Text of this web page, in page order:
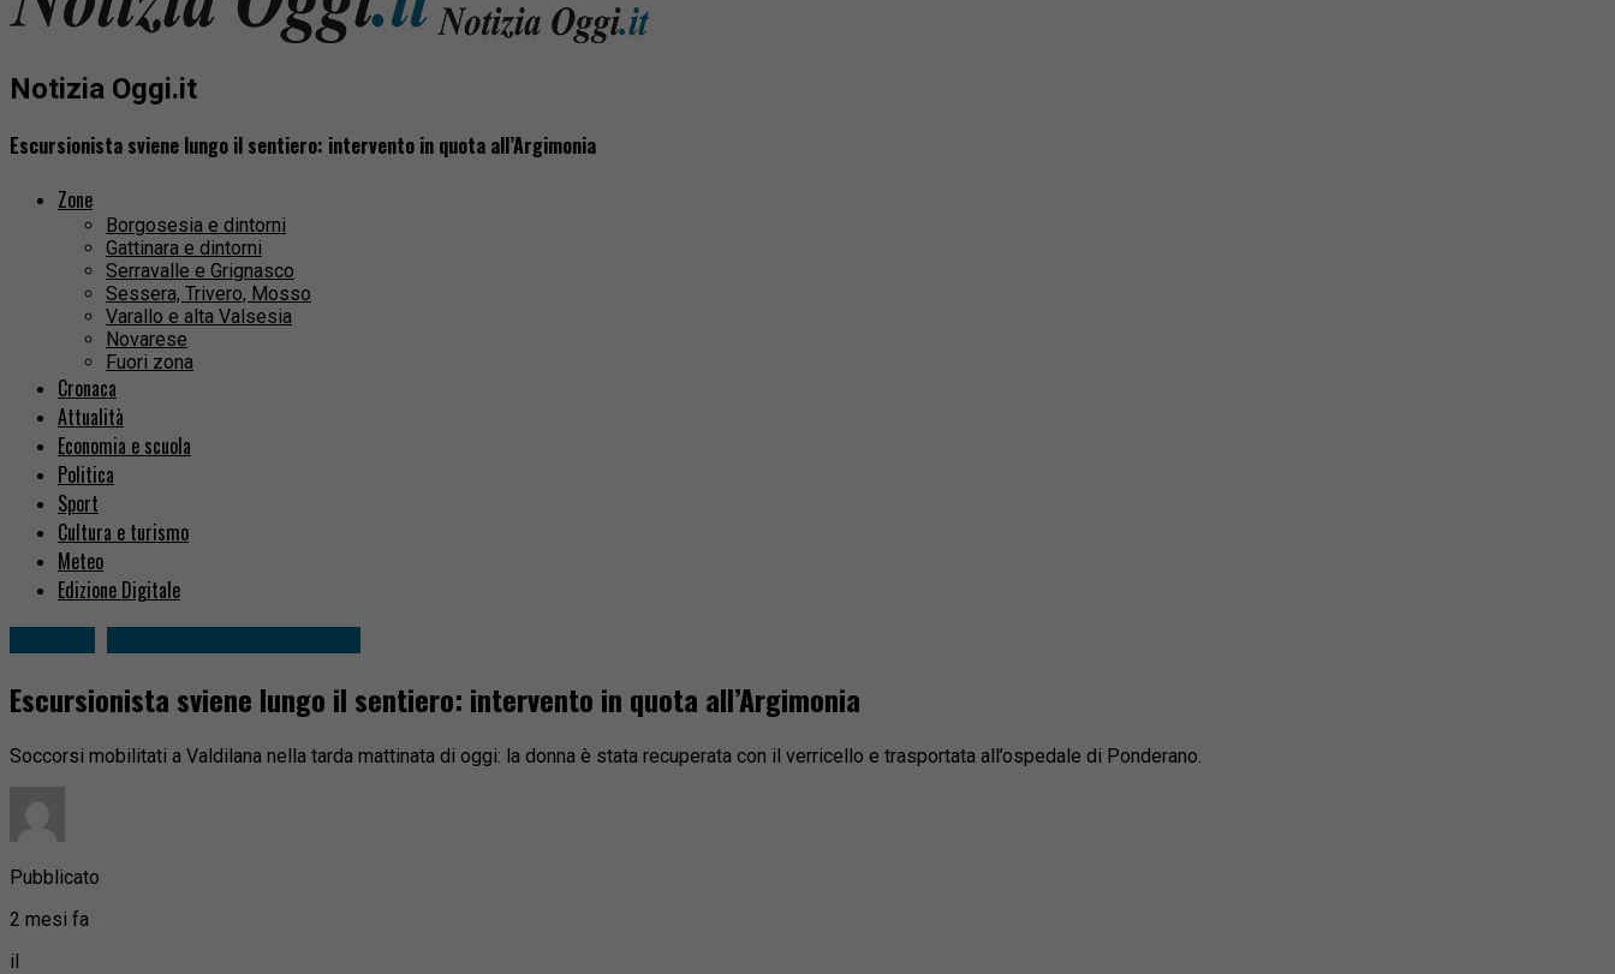
Notizia Oggi.it
Escursionista sviene lungo il sentiero: intervento in quota all’Argimonia
Zone
Borgosesia e dintorni
Gattinara e dintorni
Serravalle e Grignasco
Sessera, Trivero, Mosso
Varallo e alta Valsesia
Novarese
Fuori zona
Cronaca
Attualità
Economia e scuola
Politica
Sport
Cultura e turismo
Meteo
Edizione Digitale
Escursionista sviene lungo il sentiero: intervento in quota all’Argimonia
Soccorsi mobilitati a Valdilana nella tarda mattinata di oggi: la donna è stata recuperata con il verricello e trasportata all’ospedale di Ponderano.
Pubblicato
2 mesi fa
il